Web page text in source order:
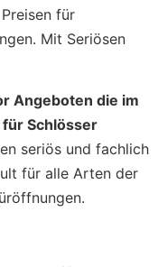
für
Mit Seriösen
Angeboten die im
für Schlösser
seriös und fachlich
für alle Arten der